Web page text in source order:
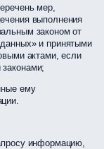
мер,
выполнения
законом от
и принятыми
актами, если
ему
информацию,